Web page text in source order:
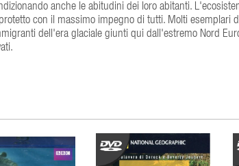
anche le abitudini dei loro abitanti.
con il massimo impegno di tutti. Molti esemplari
dell'era glaciale giunti qui dall'estremo Nord